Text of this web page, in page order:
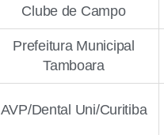
Clube de Campo
Prefeitura Municipal
Tamboara
AVP/Dental Uni/Curitiba